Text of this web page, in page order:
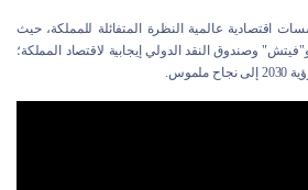
اقتصادية عالمية النظرة المتفائلة للمملكة، حيث
وصندوق النقد الدولي إيجابية لاقتصاد المملكة؛